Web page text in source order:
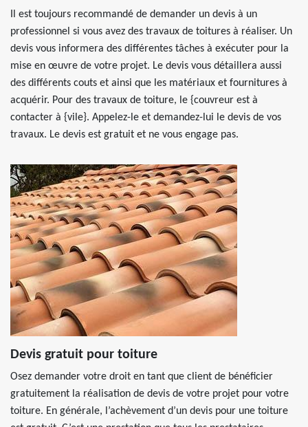
Il est toujours recommandé de demander un devis à un
professionnel si vous avez des travaux de toitures à réaliser. Un
devis vous informera des différentes tâches à exécuter pour la
mise en œuvre de votre projet. Le devis vous détaillera aussi
des différents couts et ainsi que les matériaux et fournitures à
acquérir. Pour des travaux de toiture, le {couvreur est à
contacter à {vile}. Appelez-le et demandez-lui le devis de vos
travaux. Le devis est gratuit et ne vous engage pas.
Devis gratuit pour toiture
Osez demander votre droit en tant que client de bénéficier
gratuitement la réalisation de devis de votre projet pour votre
toiture. En générale, l’achèvement d’un devis pour une toiture